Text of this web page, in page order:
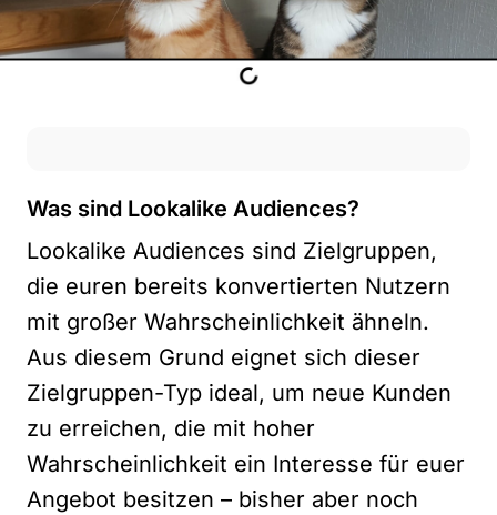
Was sind Lookalike Audiences?
Lookalike Audiences sind Zielgruppen,
die euren bereits konvertierten Nutzern
mit großer Wahrscheinlichkeit ähneln.
Aus diesem Grund eignet sich dieser
Zielgruppen-Typ ideal, um neue Kunden
zu erreichen, die mit hoher
Wahrscheinlichkeit ein Interesse für euer
Angebot besitzen – bisher aber noch